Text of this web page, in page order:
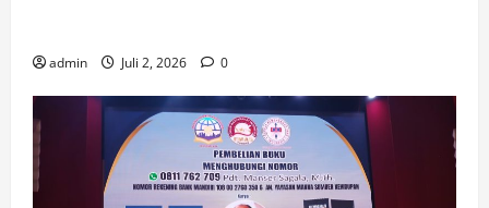
admin Juli 2, 2026 0